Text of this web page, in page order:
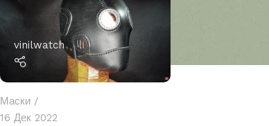
vinilwatch
Маски
16 Дек 2022